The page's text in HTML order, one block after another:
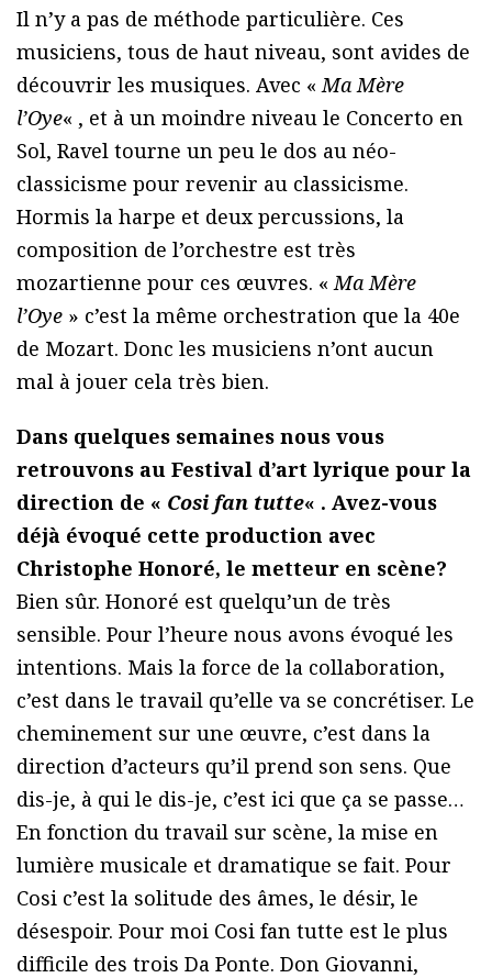
Il n’y a pas de méthode particulière. Ces
musiciens, tous de haut niveau, sont avides de
découvrir les musiques. Avec «Ma Mère
l’Oye« , et à un moindre niveau le Concerto en
Sol, Ravel tourne un peu le dos au néo-
classicisme pour revenir au classicisme.
Hormis la harpe et deux percussions, la
composition de l’orchestre est très
mozartienne pour ces œuvres. «Ma Mère
l’Oye » c’est la même orchestration que la 40e
de Mozart. Donc les musiciens n’ont aucun
mal à jouer cela très bien.
Dans quelques semaines nous vous
retrouvons au Festival d’art lyrique pour la
direction de « Cosi fan tutte« . Avez-vous
déjà évoqué cette production avec
Christophe Honoré, le metteur en scène?
Bien sûr. Honoré est quelqu’un de très
sensible. Pour l’heure nous avons évoqué les
intentions. Mais la force de la collaboration,
c’est dans le travail qu’elle va se concrétiser. Le
cheminement sur une œuvre, c’est dans la
direction d’acteurs qu’il prend son sens. Que
dis-je, à qui le dis-je, c’est ici que ça se passe…
En fonction du travail sur scène, la mise en
lumière musicale et dramatique se fait. Pour
Cosi c’est la solitude des âmes, le désir, le
désespoir. Pour moi Cosi fan tutte est le plus
difficile des trois Da Ponte. Don Giovanni,